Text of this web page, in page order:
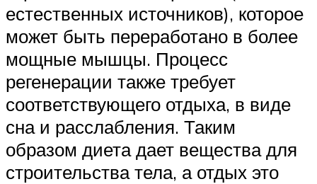
естественных источников), которое
может быть переработано в более
мощные мышцы. Процесс
регенерации также требует
соответствующего отдыха, в виде
сна и расслабления. Таким
образом диета дает вещества для
строительства тела, а отдых это